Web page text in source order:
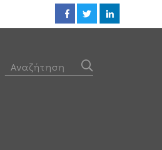
Προθεσμία για να